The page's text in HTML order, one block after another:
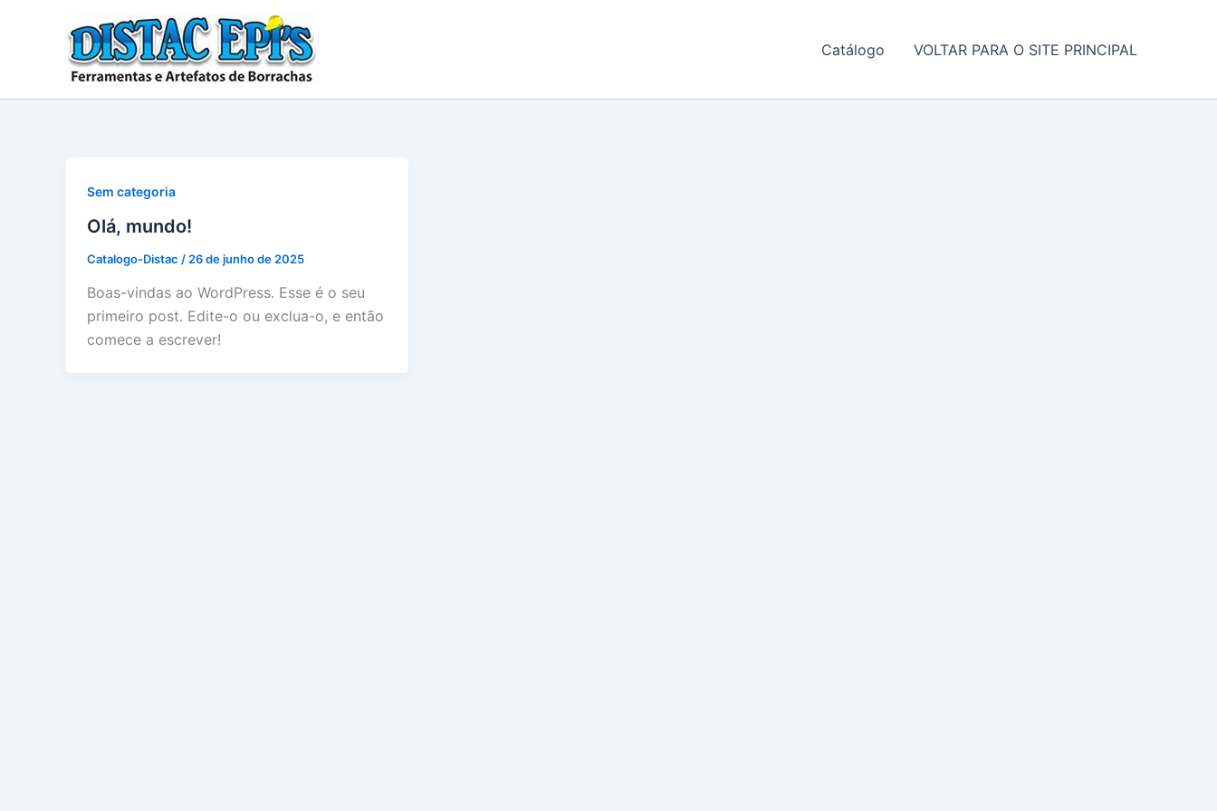
Catálogo VOLTAR PARA O SITE PRINCIPAL
Sem categoria
Olá, mundo!
Catalogo-Distac / 26 de junho de 2025
Boas-vindas ao WordPress. Esse é o seu
primeiro post. Edite-o ou exclua-o, e então
comece a escrever!